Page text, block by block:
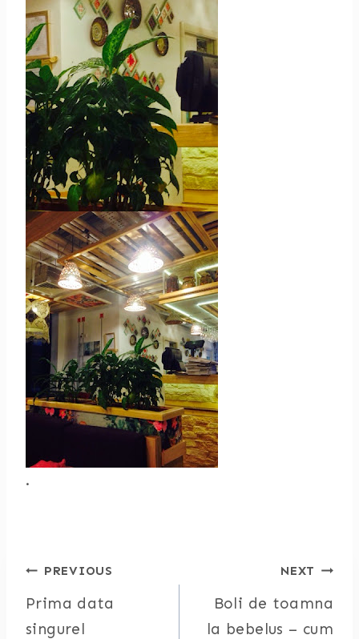
.
Post
navigation
PREVIOUS
Prima data
singurel
NEXT
Boli de toamna
la bebelus – cum